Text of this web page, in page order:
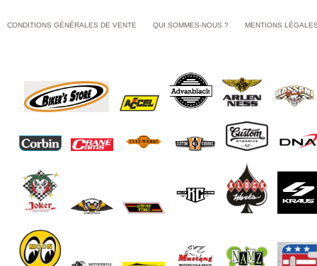
CONDITIONS GÉNÉRALES DE VENTE QUI SOMMES-NOUS ? MENTIONS